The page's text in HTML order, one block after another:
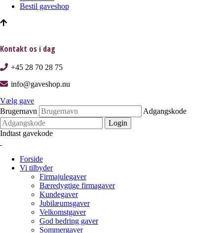
Bestil gaveshop
Kontakt os i dag
+45 28 70 28 75
info@gaveshop.nu
Vælg gave
Brugernavn
Adgangskode
Login
Indtast gavekode
Forside
Vi tilbyder
Firmajulegaver
Bæredygtige firmagaver
Kundegaver
Jubilæumsgaver
Velkomstgaver
God bedring gaver
Sommergaver